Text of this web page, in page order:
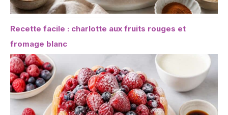
Recette facile : charlotte aux fruits rouges et
fromage blanc